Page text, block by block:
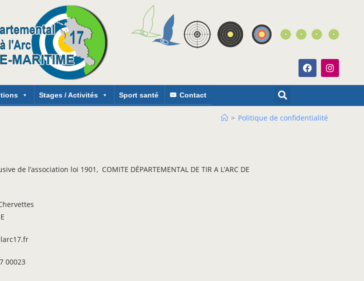
Stages / Activités Sport santé Contact
> Politique de confidentialité
de l’association loi 1901, COMITE DÉPARTEMENTAL DE TIR A L’ARC DE
00023